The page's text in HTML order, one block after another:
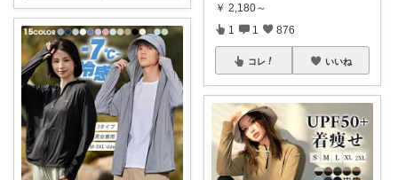
￥ 2,180～
1 1 876
コレ いいね